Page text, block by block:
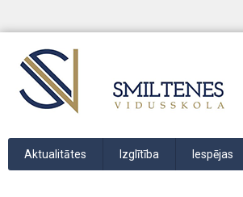
Aktualitātes Izglītība Iespējas